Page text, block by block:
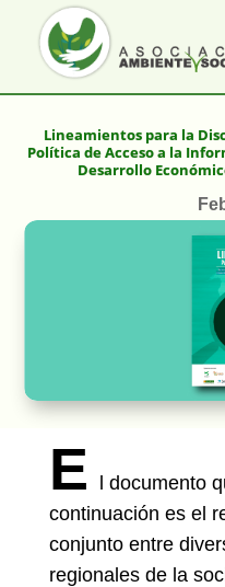
Lineamientos para la
Política de Acceso a la
Desarrollo
E
l documento
continuación es el
conjunto entre
regionales de la